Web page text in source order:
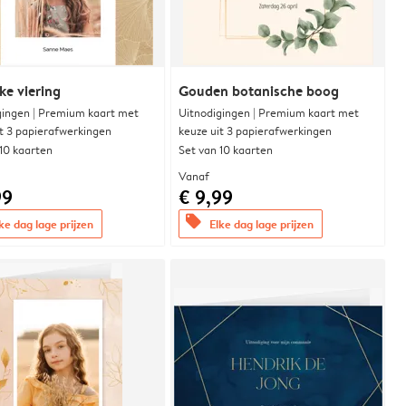
viering
| Premium kaart met
3 papierafwerkingen
kaarten
dag lage prijzen
Gouden botanische boog
Uitnodigingen | Premium kaart met
keuze uit 3 papierafwerkingen
Set van 10 kaarten
Vanaf
€ 9,99
offers Elke dag lage prijzen